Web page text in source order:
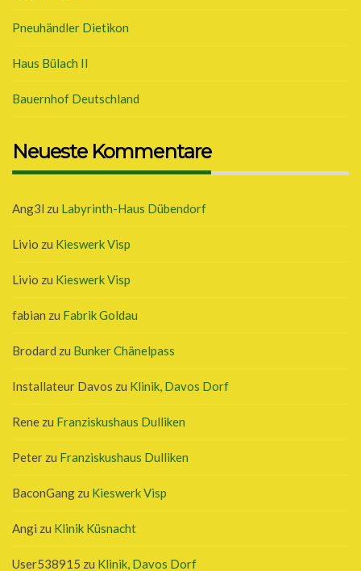
Pneuhändler Dietikon
Haus Bülach II
Bauernhof Deutschland
Neueste Kommentare
Ang3l zu Labyrinth-Haus Dübendorf
Livio zu Kieswerk Visp
Livio zu Kieswerk Visp
fabian zu Fabrik Goldau
Brodard zu Bunker Chänelpass
Installateur Davos zu Klinik, Davos Dorf
Rene zu Franziskushaus Dulliken
Peter zu Franziskushaus Dulliken
BaconGang zu Kieswerk Visp
Angi zu Klinik Küsnacht
User538915 zu Klinik, Davos Dorf